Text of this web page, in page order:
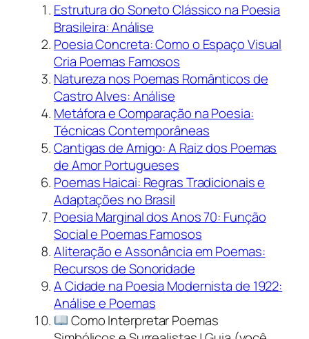
Estrutura do Soneto Clássico na Poesia
Brasileira: Análise
Poesia Concreta: Como o Espaço Visual
Cria Poemas Famosos
Natureza nos Poemas Românticos de
Castro Alves: Análise
Metáfora e Comparação na Poesia:
Técnicas Contemporâneas
Cantigas de Amigo: A Raiz dos Poemas
de Amor Portugueses
Poemas Haicai: Regras Tradicionais e
Adaptações no Brasil
Poesia Marginal dos Anos 70: Função
Social e Poemas Famosos
Aliteração e Assonância em Poemas:
Recursos de Sonoridade
A Cidade na Poesia Modernista de 1922:
Análise e Poemas
Como Interpretar Poemas